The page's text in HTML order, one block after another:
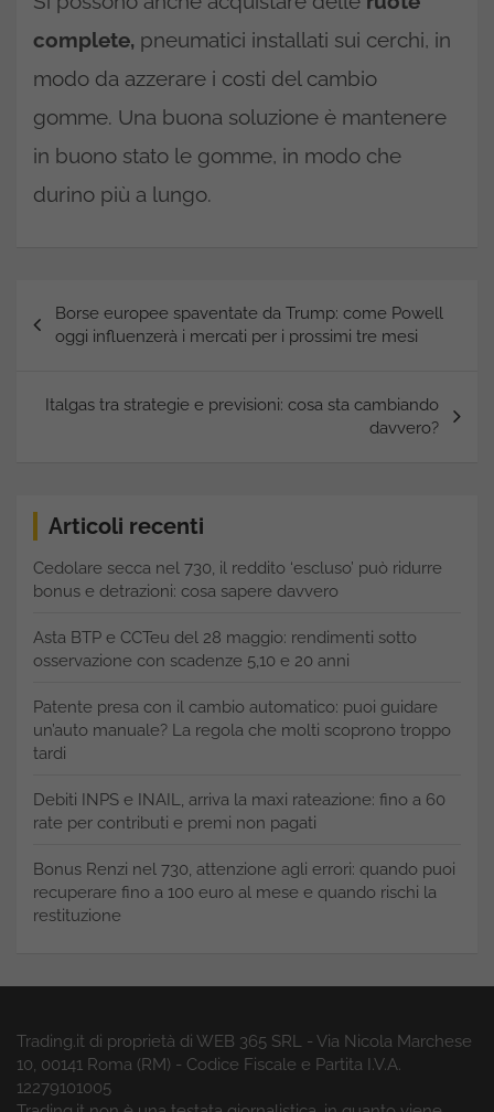
complete, pneumatici installati sui cerchi, in
modo da azzerare i costi del cambio
gomme. Una buona soluzione è mantenere
in buono stato le gomme, in modo che
durino più a lungo.
articoli
Borse europee spaventate da Trump: come Powell
oggi influenzerà i mercati per i prossimi tre mesi
Italgas tra strategie e previsioni: cosa sta cambiando
davvero?
Articoli recenti
Cedolare secca nel 730, il reddito ‘escluso’ può ridurre
bonus e detrazioni: cosa sapere davvero
Asta BTP e CCTeu del 28 maggio: rendimenti sotto
osservazione con scadenze 5,10 e 20 anni
Patente presa con il cambio automatico: puoi guidare
un’auto manuale? La regola che molti scoprono troppo
tardi
Debiti INPS e INAIL, arriva la maxi rateazione: fino a 60
rate per contributi e premi non pagati
Bonus Renzi nel 730, attenzione agli errori: quando puoi
recuperare fino a 100 euro al mese e quando rischi la
restituzione
Trading.it di proprietà di WEB 365 SRL - Via Nicola Marchese
10, 00141 Roma (RM) - Codice Fiscale e Partita I.V.A.
12279101005